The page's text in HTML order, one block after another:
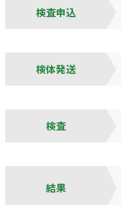
検査申込
検体発送
検査
結果